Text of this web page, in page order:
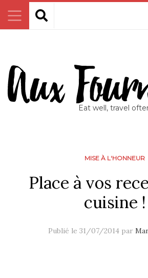
Eat well, travel
MISE À L'HONNEUR
Place à vos
cuisine !
Publié le 31/07/2014 par